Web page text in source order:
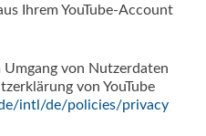
Ihrem YouTube-Account
von Nutzerdaten
von YouTube
intl/de/policies/privacy